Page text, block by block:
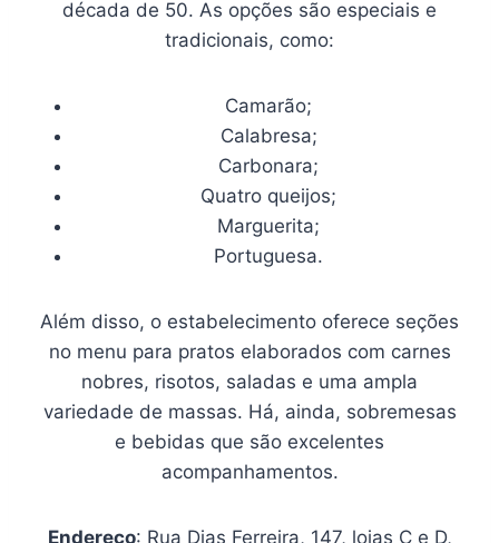
década de 50. As opções são especiais e
tradicionais, como:
Camarão;
Calabresa;
Carbonara;
Quatro queijos;
Marguerita;
Portuguesa.
Além disso, o estabelecimento oferece seções
no menu para pratos elaborados com carnes
nobres, risotos, saladas e uma ampla
variedade de massas. Há, ainda, sobremesas
e bebidas que são excelentes
acompanhamentos.
Endereço: Rua Dias Ferreira, 147, lojas C e D,